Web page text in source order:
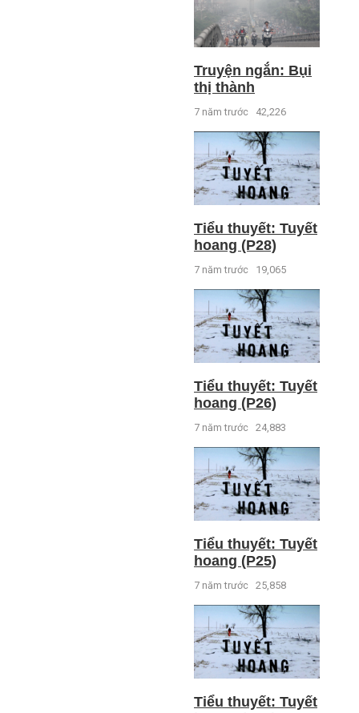
Truyện ngắn: Bụi
thị thành
7 năm trước 42,226
Tiểu thuyết: Tuyết
hoang (P28)
7 năm trước 19,065
Tiểu thuyết: Tuyết
hoang (P26)
7 năm trước 24,883
Tiểu thuyết: Tuyết
hoang (P25)
7 năm trước 25,858
Tiểu thuyết: Tuyết